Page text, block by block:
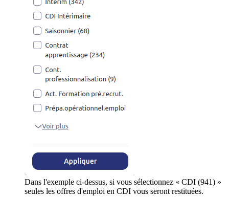
Dans l'exemple ci-dessus, si vous sélectionnez « CDI (941) »
seules les offres d'emploi en CDI vous seront restituées.